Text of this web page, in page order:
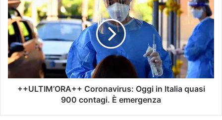
++ULTIM’ORA++ Coronavirus: Oggi in Italia quasi
900 contagi. È emergenza